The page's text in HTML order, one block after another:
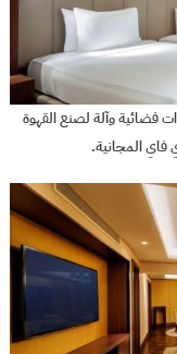
فضائية وآلة لصنع القهوة
المجانية.